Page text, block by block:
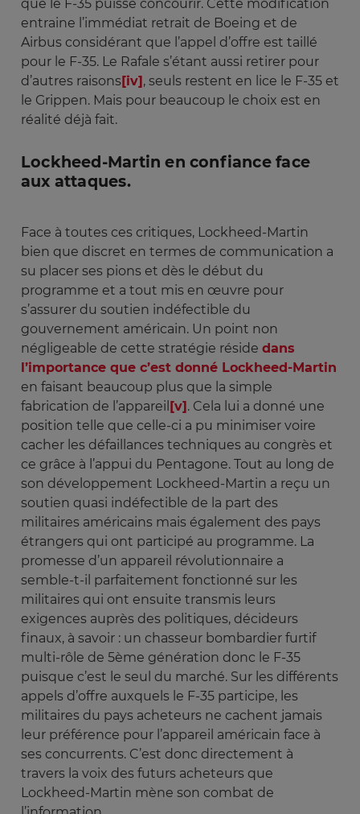
que le F-35 puisse concourir. Cette modification
entraine l’immédiat retrait de Boeing et de
Airbus considérant que l’appel d’offre est taillé
pour le F-35. Le Rafale s’étant aussi retirer pour
d’autres raisons [iv] , seuls restent en lice le F-35 et
le Grippen. Mais pour beaucoup le choix est en
réalité déjà fait.
Lockheed-Martin en confiance face
aux attaques.
Face à toutes ces critiques, Lockheed-Martin
bien que discret en termes de communication a
su placer ses pions et dès le début du
programme et a tout mis en œuvre pour
s’assurer du soutien indéfectible du
gouvernement américain. Un point non
négligeable de cette stratégie réside dans
l’importance que c’est donné Lockheed-Martin
en faisant beaucoup plus que la simple
fabrication de l’appareil [v]. Cela lui a donné une
position telle que celle-ci a pu minimiser voire
cacher les défaillances techniques au congrès et
ce grâce à l’appui du Pentagone. Tout au long de
son développement Lockheed-Martin a reçu un
soutien quasi indéfectible de la part des
militaires américains mais également des pays
étrangers qui ont participé au programme. La
promesse d’un appareil révolutionnaire a
semble-t-il parfaitement fonctionné sur les
militaires qui ont ensuite transmis leurs
exigences auprès des politiques, décideurs
finaux, à savoir : un chasseur bombardier furtif
multi-rôle de 5ème génération donc le F-35
puisque c’est le seul du marché. Sur les différents
appels d’offre auxquels le F-35 participe, les
militaires du pays acheteurs ne cachent jamais
leur préférence pour l’appareil américain face à
ses concurrents. C’est donc directement à
travers la voix des futurs acheteurs que
Lockheed-Martin mène son combat de